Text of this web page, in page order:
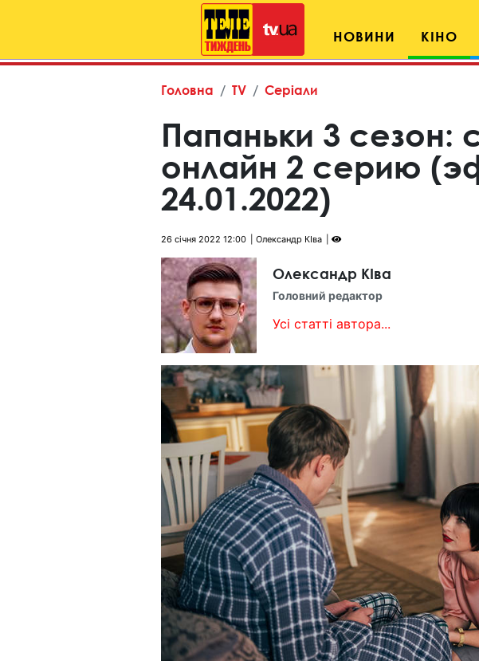
НОВИНИ КІНО
Головна TV Серіали
Папаньки 3 сезон:
онлайн 2 cерию
24.01.2022)
26 січня 2022 12:00 Олександр КІва
Олександр КІва
Головний редактор
Усі статті автора...